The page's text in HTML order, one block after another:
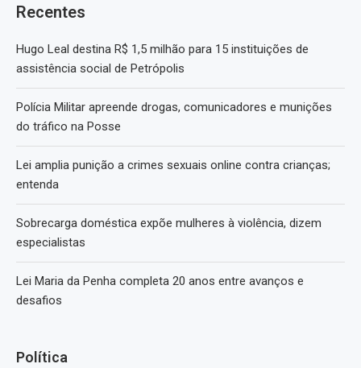
Recentes
Hugo Leal destina R$ 1,5 milhão para 15 instituições de
assistência social de Petrópolis
Polícia Militar apreende drogas, comunicadores e munições
do tráfico na Posse
Lei amplia punição a crimes sexuais online contra crianças;
entenda
Sobrecarga doméstica expõe mulheres à violência, dizem
especialistas
Lei Maria da Penha completa 20 anos entre avanços e
desafios
Política